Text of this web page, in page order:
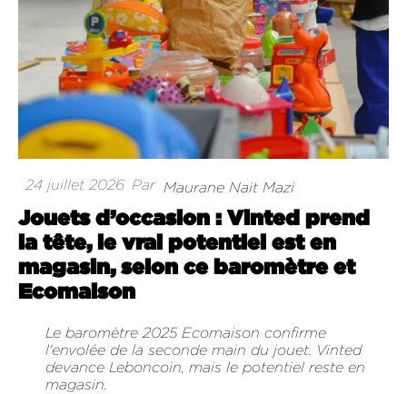
24 juillet 2026 Par Maurane Nait Mazi
Jouets d’occasion : Vinted prend
la tête, le vrai potentiel est en
magasin, selon ce baromètre et
Ecomaison
Le baromètre 2025 Ecomaison confirme
l'envolée de la seconde main du jouet. Vinted
devance Leboncoin, mais le potentiel reste en
magasin.